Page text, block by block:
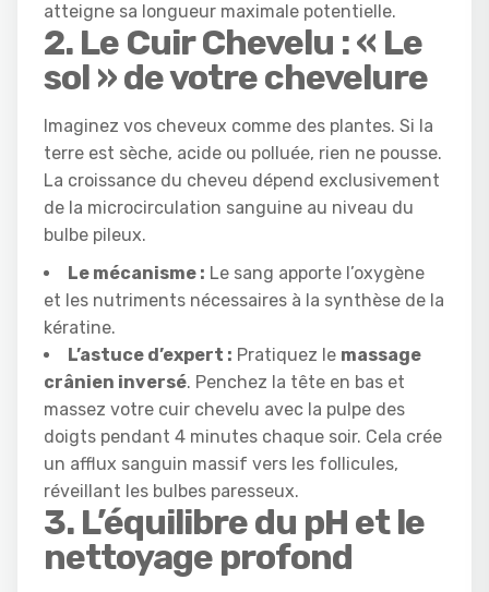
atteigne sa longueur maximale potentielle.
2. Le Cuir Chevelu : « Le
sol » de votre chevelure
Imaginez vos cheveux comme des plantes. Si la
terre est sèche, acide ou polluée, rien ne pousse.
La croissance du cheveu dépend exclusivement
de la microcirculation sanguine au niveau du
bulbe pileux.
Le mécanisme : Le sang apporte l’oxygène
et les nutriments nécessaires à la synthèse de la
kératine.
L’astuce d’expert : Pratiquez le massage
crânien inversé. Penchez la tête en bas et
massez votre cuir chevelu avec la pulpe des
doigts pendant 4 minutes chaque soir. Cela crée
un afflux sanguin massif vers les follicules,
réveillant les bulbes paresseux.
3. L’équilibre du pH et le
nettoyage profond